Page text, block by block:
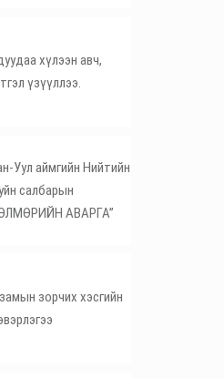
хүлээн авч,
үзүүллээ.
Уул аймгийн Нийтийн
салбарын
АВАРГА”
зорчих хэсгийн